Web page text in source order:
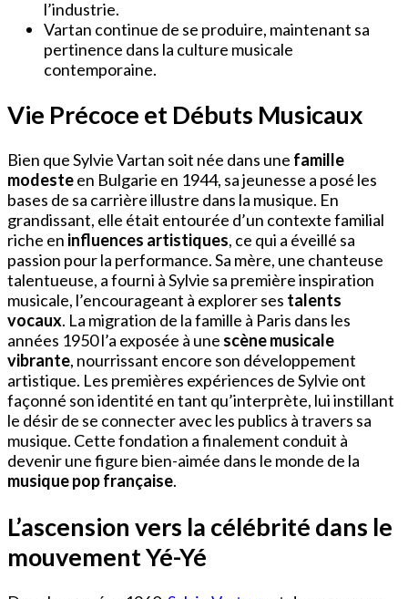
l’industrie.
Vartan continue de se produire, maintenant sa
pertinence dans la culture musicale
contemporaine.
Vie Précoce et Débuts Musicaux
Bien que Sylvie Vartan soit née dans une famille
modesteen Bulgarie en 1944, sa jeunesse a posé les
bases de sa carrière illustre dans la musique. En
grandissant, elle était entourée d’un contexte familial
riche en influences artistiques, ce qui a éveillé sa
passion pour la performance. Sa mère, une chanteuse
talentueuse, a fourni à Sylvie sa première inspiration
musicale, l’encourageant à explorer ses talents
vocaux. La migration de la famille à Paris dans les
années 1950 l’a exposée à une scène musicale
vibrante, nourrissant encore son développement
artistique. Les premières expériences de Sylvie ont
façonné son identité en tant qu’interprète, lui instillant
le désir de se connecter avec les publics à travers sa
musique. Cette fondation a finalement conduit à
devenir une figure bien-aimée dans le monde de la
musique pop française.
L’ascension vers la célébrité dans le
mouvement Yé-Yé